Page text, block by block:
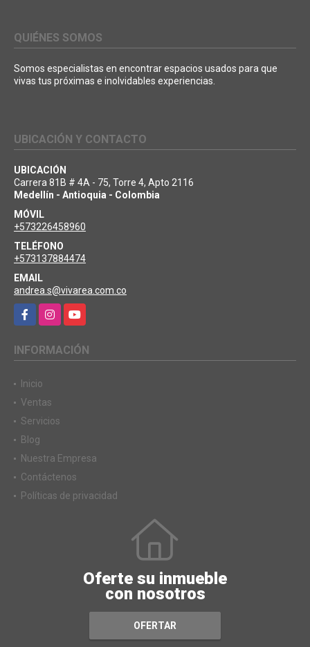
QUIÉNES SOMOS
Somos especialistas en encontrar espacios usados para que
vivas tus próximas e inolvidables experiencias.
UBICACIÓN Y CONTACTO
UBICACIÓN
Carrera 81B # 4A - 75, Torre 4, Apto 2116
Medellín - Antioquia - Colombia
MÓVIL
+573226458960
TELÉFONO
+573137884474
EMAIL
andrea.s@vivarea.com.co
FacebookInstagramYouTube
INFORMACIÓN
Inicio
Ventas
Servicios
Blog
Nuestra Empresa
Contáctenos
Políticas de privacidad
Oferte su inmueble
con nosotros
OFERTAR